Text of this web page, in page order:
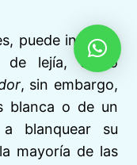
puede intentar
lejía, como
, sin embargo,
blanca o de un
blanquear su
mayoría de las